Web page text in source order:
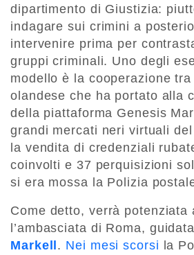
dipartimento di Giustizia:
indagare sui crimini a
intervenire prima per
gruppi criminali. Uno degli
modello è la cooperazione
olandese che ha portato alla
della piattaforma Genesis
grandi mercati neri virtuali
la vendita di credenziali
coinvolti e 37 perquisizioni
si era mossa la Polizia
Come detto, verrà potenziata
l’ambasciata di Roma,
Markell . Nei mesi scorsi la